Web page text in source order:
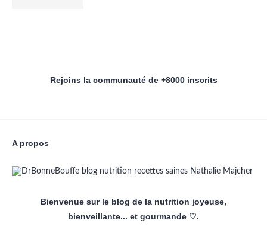
Rejoins la communauté de +8000 inscrits
A propos
Bienvenue sur le blog de la nutrition joyeuse,
bienveillante... et gourmande ♡.